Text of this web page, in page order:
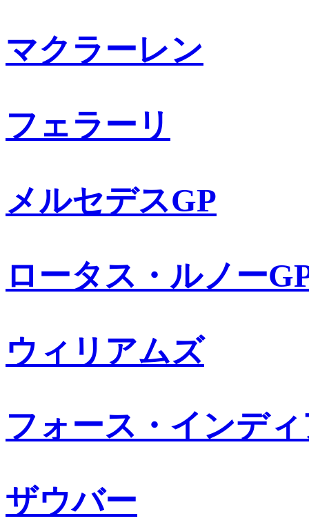
マクラーレン
フェラーリ
メルセデスGP
ロータス・ルノー
ウィリアムズ
フォース・インデ
ザウバー